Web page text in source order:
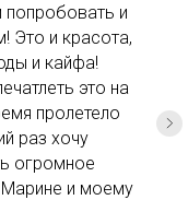
и
Это и красота,
и кайфа!
это на
пролетело
раз хочу
огромное
Марине и моему